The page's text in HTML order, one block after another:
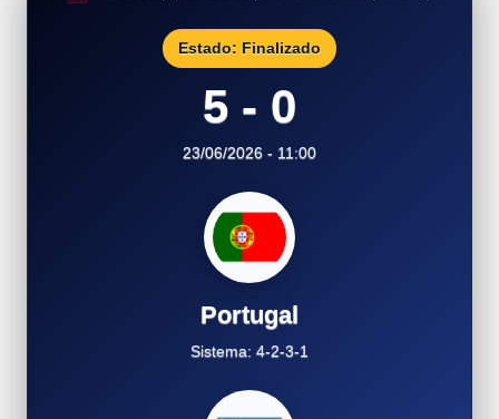
Portugal
Sistema: 4-2-3-1
Estado: Finalizado
5 - 0
23/06/2026 - 11:00